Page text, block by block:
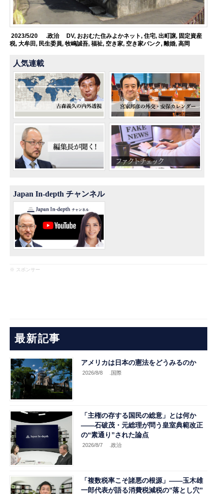
2023/5/20 .政治 DV, おおむた住みよかネット, 住宅, 出町譲, 固定資産
税,大牟田, 民生委員,牧嶋誠吾,福祉, 空き家, 空き家バンク,離婚,高岡
人気連載
Japan In-depth チャンネル
※ スポンサー
最新記事
アメリカは日本の憲法をどうみるのか
2026/8/8 .国際
「主権の存する国民の総意」とは何か
――石破茂・元総理が問う皇室典範改正
の“素通り”された論点
2026/8/7 .政治
「複数税率こそ諸悪の根源」――玉木雄
一郎代表が語る消費税減税の”落とし穴”